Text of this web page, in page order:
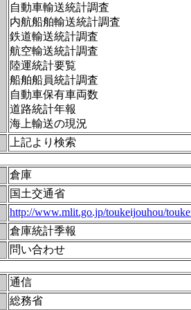
自動車輸送統計調査
内航船舶輸送統計調査
鉄道輸送統計調査
航空輸送統計調査
陸運統計要覧
船舶船員統計調査
自動車保有車両数
道路統計年報
海上輸送の現況
上記より検索
倉庫
国土交通省
http://www.mlit.go.jp/toukeijouhou/
倉庫統計季報
問い合わせ
通信
総務省